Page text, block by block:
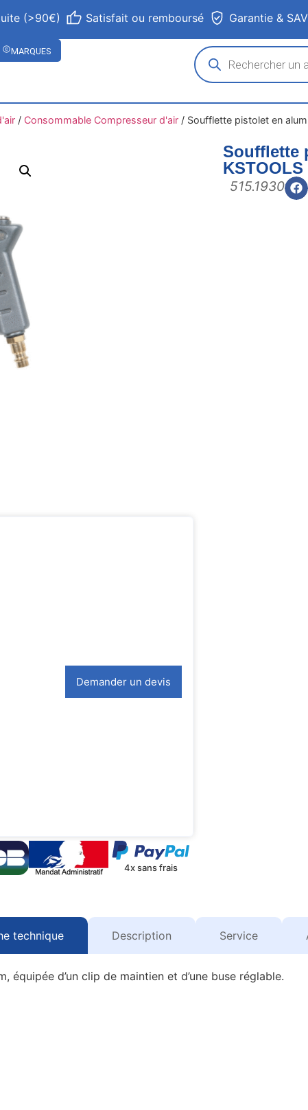
(>90€) Satisfait ou remboursé Garantie & SAV
MARQUES
/ Consommable Compresseur d'air/ Soufflette pistolet en
Soufflette
KSTOOLS
515.1930
Demander un devis
4x sans frais
technique Description Service
équipée d’un clip de maintien et d’une buse réglable.